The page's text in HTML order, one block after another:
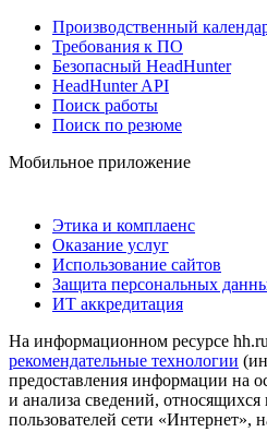
Производственный
Требования к ПО
Безопасный HeadHunter
HeadHunter API
Поиск работы
Поиск по резюме
Мобильное приложение
Этика и комплаенс
Оказание услуг
Использование сайтов
Защита персональных
ИТ аккредитация
На информационном ресурсе hh.ru
рекомендательные технологии
предоставления информации на
и анализа сведений,
пользователей сети «Интернет»,